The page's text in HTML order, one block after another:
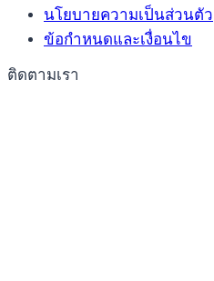
นโยบายความเป็นส่วนตัว
ข้อกำหนดและเงื่อนไข
ติดตามเรา